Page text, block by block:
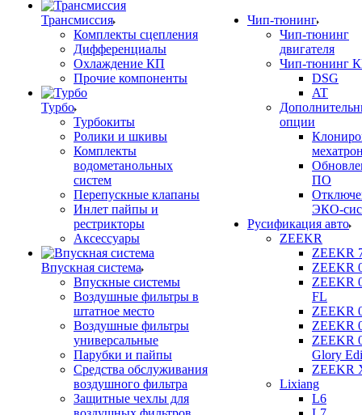
Трансмиссия
Комплекты сцепления
Дифференциалы
Охлаждение КП
Прочие компоненты
Турбо
Турбокиты
Ролики и шкивы
Комплекты
водометанольных
систем
Перепускные клапаны
Инлет пайпы и
рестрикторы
Аксессуары
Впускная система
Впускные системы
Воздушные фильтры в
штатное место
Воздушные фильтры
универсальные
Парубки и пайпы
Средства обслуживания
воздушного фильтра
Защитные чехлы для
Чип-тюнинг
Чип-тюнинг
двигателя
Чип-тюнинг
DSG
AT
опции
ПО
ЭКО-
Русификация авто
ZEEKR
ZEEKR
ZEEKR
ZEEKR
FL
ZEEKR
ZEEKR
ZEEKR
Glory
ZEEKR
Lixiang
L6